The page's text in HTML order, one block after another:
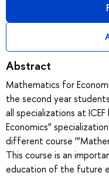
Abstract
Mathematics for
the second year
all specializations at
Economics”
different course
This course is an
education of the future